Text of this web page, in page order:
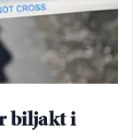
biljakt i